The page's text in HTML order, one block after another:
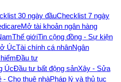
30 ngày đầuChecklist 7 ngày
Mở tài khoản ngân hàng
Thế giớiTin cộng đồng - Sự kiện
ÚcTài chính cá nhânNgân
Đầu tư
ÚcĐầu tư bất động sảnXây - Sửa
- Cho thuê nhàPháp lý và thủ tục